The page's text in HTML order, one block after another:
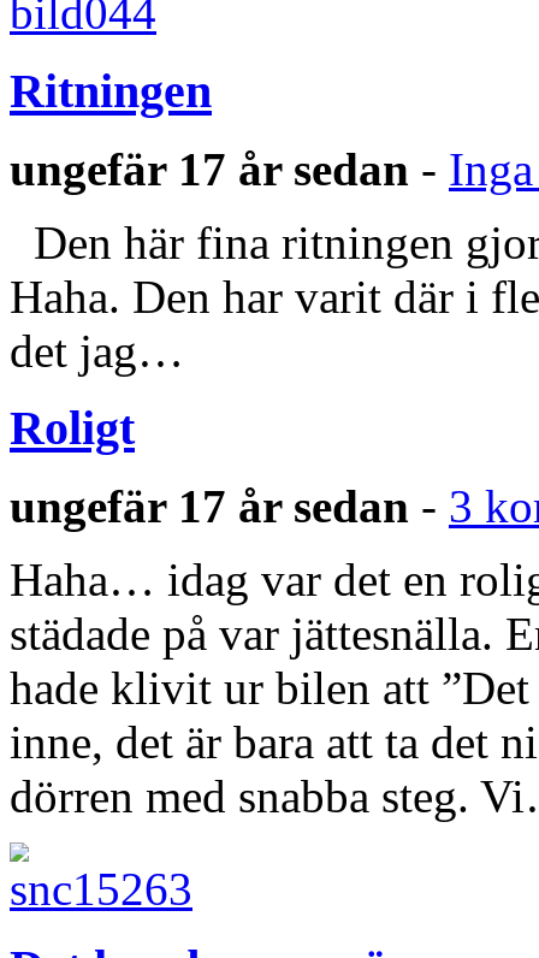
Ritningen
ungefär 17 år sedan -
Den här fina ritningen
Haha. Den har varit där i
det jag…
Roligt
ungefär 17 år sedan - 3
Haha… idag var det en
städade på var jättesnälla.
hade klivit ur bilen att ”Det
inne, det är bara att ta
dörren med snabba steg.